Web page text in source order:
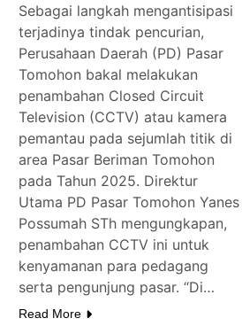
Sebagai langkah mengantisipasi
terjadinya tindak pencurian,
Perusahaan Daerah (PD) Pasar
Tomohon bakal melakukan
penambahan Closed Circuit
Television (CCTV) atau kamera
pemantau pada sejumlah titik di
area Pasar Beriman Tomohon
pada Tahun 2025. Direktur
Utama PD Pasar Tomohon Yanes
Possumah STh mengungkapan,
penambahan CCTV ini untuk
kenyamanan para pedagang
serta pengunjung pasar. “Di…
Read More